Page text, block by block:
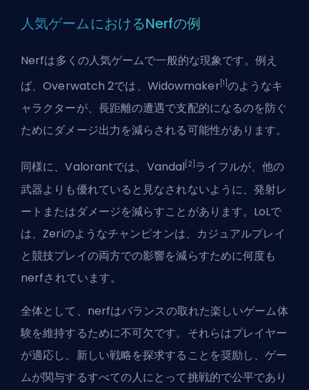
人気ゲームにおけるNerfの例
Nerfは多くの人気ゲームで一般的な現象です。例え
ば、Overwatch 2では、Widowmaker [1] のようなキ
ャラクターが、長距離の遭遇で支配的になるのを防ぐ
ためにダメージ出力を減らされる可能性があります。
同様に、Valorantでは、Vandal [2] ライフルが、他の
武器よりも優れていると見なされないように、発射レ
ートまたはダメージを減らすことがあります。LoLで
は、Zeriのようなチャンピオンは、カジュアルプレイ
と競技プレイの両方での影響を減らすために何度も
nerfされています。
全体として、nerfはバランスの取れた楽しいゲーム体
験を維持するために不可欠です。それらはプレイヤー
が適応し、新しい戦略を探求することを奨励し、ゲー
ムが関与するすべての人にとって挑戦的で公平であり